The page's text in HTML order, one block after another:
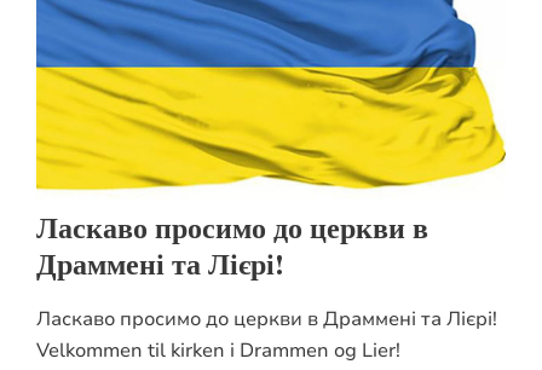
Ласкаво просимо до церкви в
Драммені та Лієрі!
Ласкаво просимо до церкви в Драммені та Лієрі!
Velkommen til kirken i Drammen og Lier!